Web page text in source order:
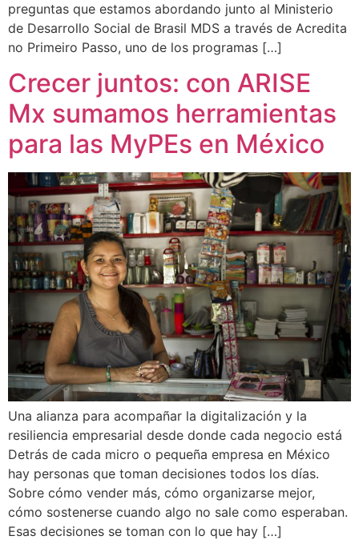
preguntas que estamos abordando junto al Ministerio
de Desarrollo Social de Brasil MDS a través de Acredita
no Primeiro Passo, uno de los programas […]
Crecer juntos: con ARISE
Mx sumamos herramientas
para las MyPEs en México
Una alianza para acompañar la digitalización y la
resiliencia empresarial desde donde cada negocio está
Detrás de cada micro o pequeña empresa en México
hay personas que toman decisiones todos los días.
Sobre cómo vender más, cómo organizarse mejor,
cómo sostenerse cuando algo no sale como esperaban.
Esas decisiones se toman con lo que hay […]